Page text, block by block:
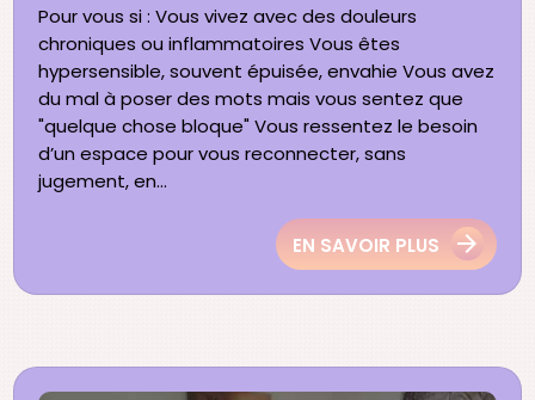
Pour vous si : Vous vivez avec des douleurs
chroniques ou inflammatoires Vous êtes
hypersensible, souvent épuisée, envahie Vous avez
du mal à poser des mots mais vous sentez que
"quelque chose bloque" Vous ressentez le besoin
d’un espace pour vous reconnecter, sans
jugement, en...
EN SAVOIR PLUS